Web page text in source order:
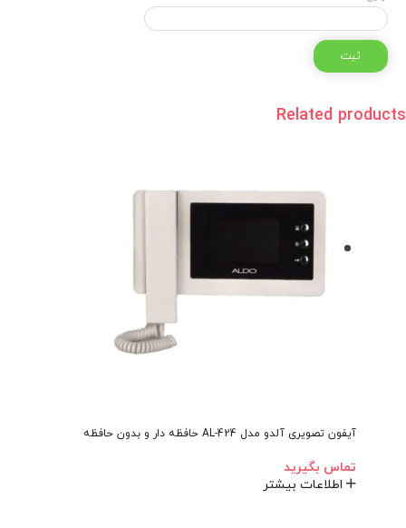
Related products
آیفون تصویری آلدو مدل AL-424 حافظه دار و بدون حافظه
تماس بگیرید
اطلاعات بیشتر